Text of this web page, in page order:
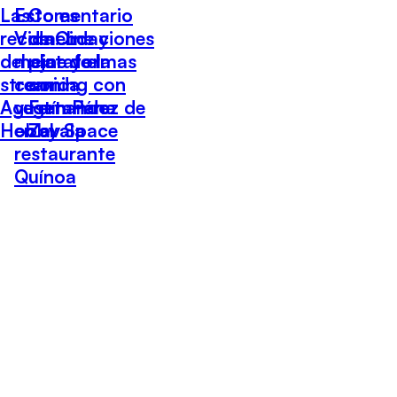
Las
recomendaciones
del cine y el
streaming con
Agustín Pérez de
Hobby Space
Esto es
Vida: Lo
mejor de la
comida
vegetariana
en el
restaurante
Quínoa
Comentario
de Cine y
plataformas
con
Fernando
Zavala